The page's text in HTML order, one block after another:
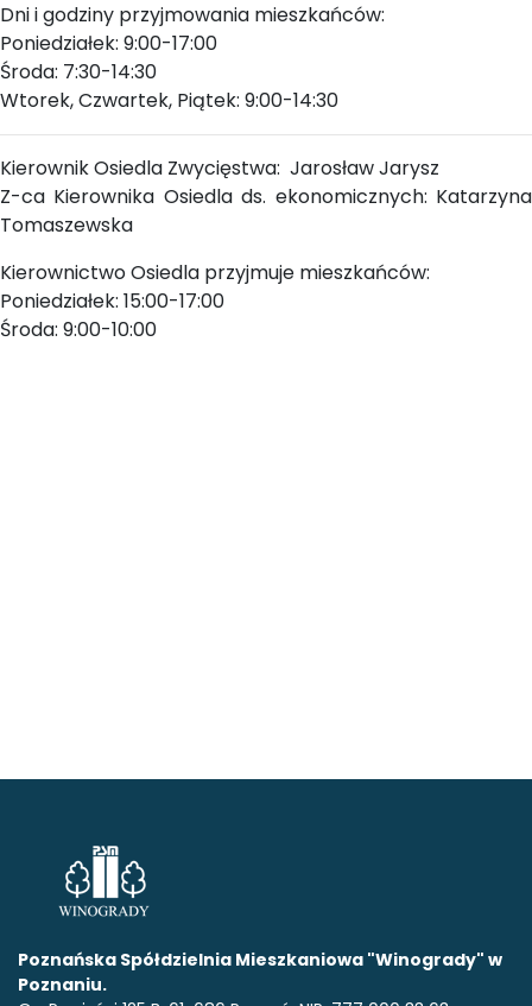
Dni i godziny przyjmowania mieszkańców:
Poniedziałek: 9:00-17:00
Środa: 7:30-14:30
Wtorek, Czwartek, Piątek: 9:00-14:30
Kierownik Osiedla Zwycięstwa: Jarosław Jarysz
Z-ca Kierownika Osiedla ds. ekonomicznych: Katarzyna
Tomaszewska
Kierownictwo Osiedla przyjmuje mieszkańców:
Poniedziałek: 15:00-17:00
Środa: 9:00-10:00
Poznańska Spółdzielnia Mieszkaniowa "Winogrady" w
Poznaniu.